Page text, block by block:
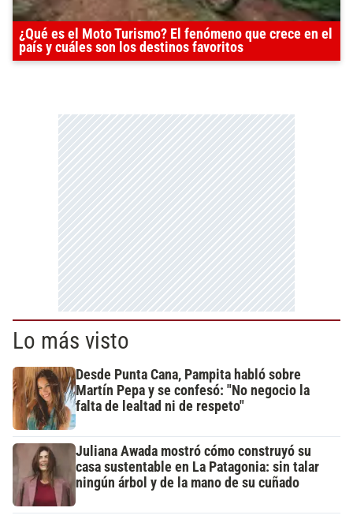
¿Qué es el Moto Turismo? El fenómeno que crece en el
país y cuáles son los destinos favoritos
Lo más visto
Desde Punta Cana, Pampita habló sobre
Martín Pepa y se confesó: "No negocio la
falta de lealtad ni de respeto"
Juliana Awada mostró cómo construyó su
casa sustentable en La Patagonia: sin talar
ningún árbol y de la mano de su cuñado